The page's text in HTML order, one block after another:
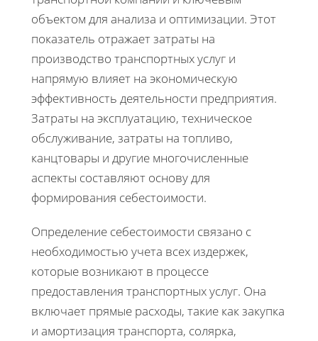
объектом для анализа и оптимизации. Этот
показатель отражает затраты на
производство транспортных услуг и
напрямую влияет на экономическую
эффективность деятельности предприятия.
Затраты на эксплуатацию, техническое
обслуживание, затраты на топливо,
канцтовары и другие многочисленные
аспекты составляют основу для
формирования себестоимости.
Определение себестоимости связано с
необходимостью учета всех издержек,
которые возникают в процессе
предоставления транспортных услуг. Она
включает прямые расходы, такие как закупка
и амортизация транспорта, солярка,